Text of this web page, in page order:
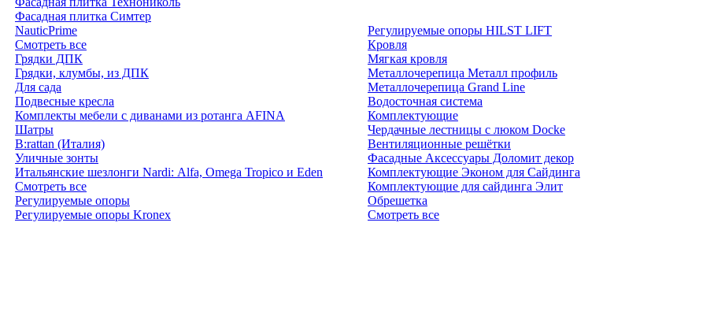
Фасадная плитка Симтер
NauticPrime
Смотреть все
Грядки ДПК
Грядки, клумбы, из ДПК
Для сада
Подвесные кресла
Комплекты мебели с диванами из ротанга AFINA
Шатры
B:rattan (Италия)
Уличные зонты
Итальянские шезлонги Nardi: Alfa, Omega Tropico и Eden
Смотреть все
Регулируемые опоры
Регулируемые опоры Kronex
Регулируемые опоры HILST LIFT
Кровля
Мягкая кровля
Металлочерепица Металл профиль
Металлочерепица Grand Line
Водосточная система
Комплектующие
Чердачные лестницы с люком Docke
Вентиляционные решётки
Фасадные Аксессуары Доломит декор
Комплектующие Эконом для Сайдинга
Комплектующие для cайдинга Элит
Обрешетка
Смотреть все